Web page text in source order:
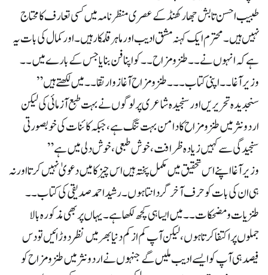
طبیب احسن تابش جھارکھنڈ کے عصری منظر نامہ میں کسی تعارف کا محتاج
نہیں ہیں ۔ محترم ایک کہنہ مشق ادیب اور ماہر قلمکار ہیں ۔ اور کمال کی بات یہ
ہے کہ انہوں نے ۔۔ طنز و مزاح ۔۔ کو اپنا فن بنایا جس کے بارے میں ۔۔
وزیر آغا ۔۔ اپنی کتاب ۔۔۔ طنز و مزاح آغاز و ارتقا ۔۔ میں لکھتے ہیں ”
سنجدیدہ تحریریں اور سنجیدہ شاعری پر لوگوں نے بہت طبع آزمائی کی لیکن
اردو نثر میں طنز و مزاح کا دامن بہت تنگ ہے، جبکہ کائنات کی خوبصورتی
سنجیدگی سے کہیں زیادہ ظرافت ، خوش طبعی ، خوش دلی میں ہے”
وزیر آغا اپنے اس تحقیق میں مکمل پختہ ہیں اس چیز کا میں دعویٰ نہیں کرتا اور نہ
ہی ان کی بات کو حرف آخر گردانتا ہوں ۔ رشید احمد صدیقی کی کتاب ۔۔
طنزیات و مضحکات ۔۔ میں ایسا ہی کچھ لکھا ہے ۔ یہاں پر بھی مذکورہ بالا
جملوں پر اکتفا کرتا ہوں ، لیکن آپ کم ازکم دنیا بھر میں نظر دوڑائیں تو دس
فیصد ہی آپ کو ایسے ادیب ملیں گے جنہوں نے اردو نثر میں طنز و مزاح کو